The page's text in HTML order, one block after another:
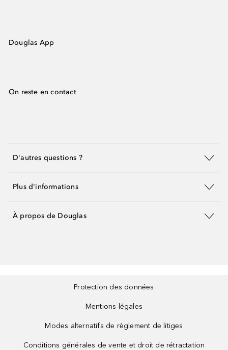
Douglas App
On reste en contact
D'autres questions ?
Plus d'informations
À propos de Douglas
Protection des données
Mentions légales
Modes alternatifs de règlement de litiges
Conditions générales de vente et droit de rétractation